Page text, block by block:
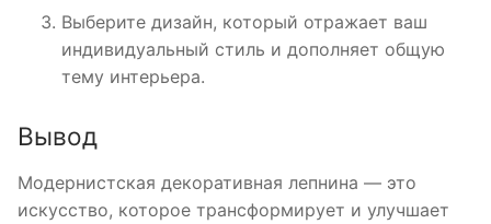
Выберите дизайн, который отражает ваш
индивидуальный стиль и дополняет общую
тему интерьера.
Вывод
Модернистская декоративная лепнина — это
искусство, которое трансформирует и улучшает